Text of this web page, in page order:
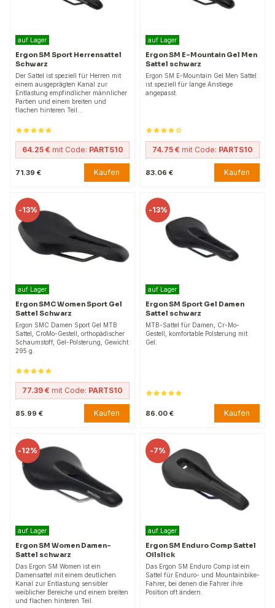
auf Lager
Ergon SM Sport Herrensattel
Schwarz
Der Sattel ist speziell für Herren mit
einem ausgeprägten Kanal zur
Entlastung empfindlicher männlicher
Partien und einem breiten und
flachen hinteren Teil…
64.25 € mit Code: PARTS10
71.39 € Kaufen
auf Lager
Ergon SM E-Mountain Gel Men
Sattel schwarz
Ergon SM E-Mountain Gel Men Sattel
ist speziell für lange Anstiege
angepasst.
74.75 € mit Code: PARTS10
83.06 € Kaufen
-13%
auf Lager
Ergon SMC Women Sport Gel
Sattel Schwarz
Ergon SMC Damen Sport Gel MTB
Sattel, CroMo-Gestell, orthopädischer
Schaumstoff, Gel-Polsterung, Gewicht
295 g.
77.39 € mit Code: PARTS10
85.99 € Kaufen
-13%
auf Lager
Ergon SM Sport Gel Damen
Sattel schwarz
MTB-Sattel für Damen, Cr-Mo-
Gestell, komfortable Polsterung mit
Gel.
86.00 € Kaufen
-12%
auf Lager
Ergon SM Women Damen-
Sattel schwarz
Das Ergon SM Women ist ein
Damensattel mit einem deutlichen
Kanal zur Entlastung sensibler
weiblicher Bereiche und einem breiten
und flachen hinteren Teil.
-7%
auf Lager
Ergon SM Enduro Comp Sattel
Oilslick
Das Ergon SM Enduro Comp ist ein
Sattel für Enduro- und Mountainbike-
Fahrer, bei denen die Fahrer ihre
Position oft ändern.